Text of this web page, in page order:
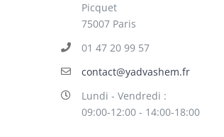
Picquet
75007 Paris
01 47 20 99 57
contact@yadvashem.fr
Lundi - Vendredi :
09:00-12:00 - 14:00-18:00